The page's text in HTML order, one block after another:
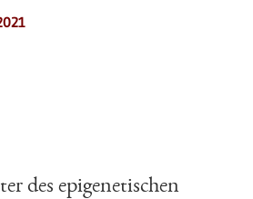
des epigenetischen